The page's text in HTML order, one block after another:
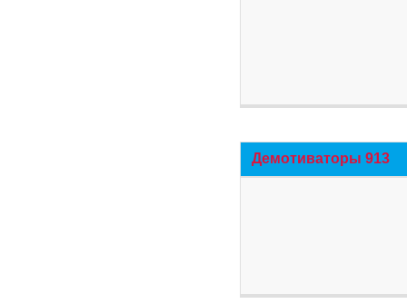
Демотиваторы 913